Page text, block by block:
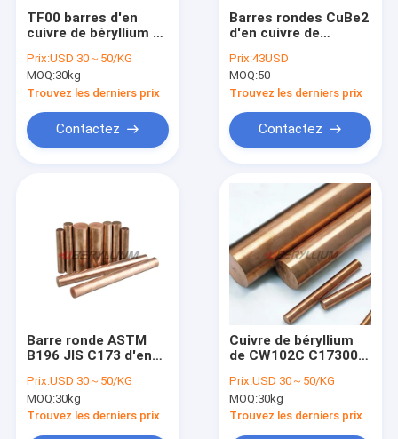
TF00 barres d'en
cuivre de béryllium de
B196 pour les
composants
électriques de
moteur
Prix:USD 30～50/KG
MOQ:30kg
Trouvez les derniers prix
Contactez
Barres rondes CuBe2
d'en cuivre de
B196 pour l'électrode
de soudage par
résistance
Prix:43USD
MOQ:50
Trouvez les derniers prix
Contactez
Barre ronde ASTM
B196 JIS C173 d'en
TB00 C17300
Prix:USD 30～50/KG
MOQ:30kg
Trouvez les derniers prix
Cuivre de béryllium
de CW102C C17300
l'industrie
automobile
Prix:USD 30～50/KG
MOQ:30kg
Trouvez les derniers prix